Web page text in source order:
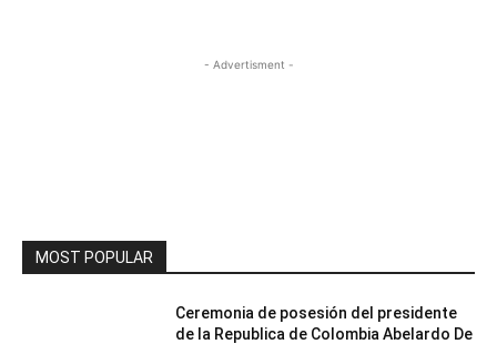
- Advertisment -
MOST POPULAR
Ceremonia de posesión del presidente
de la Republica de Colombia Abelardo De